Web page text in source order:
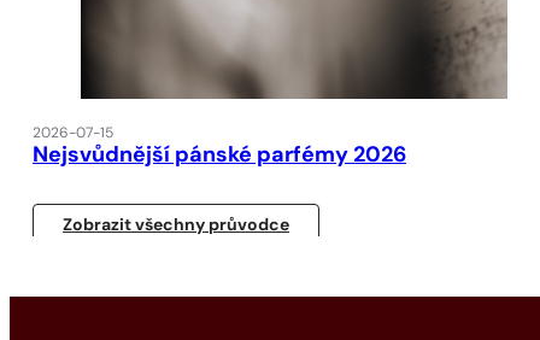
2026-07-15
Nejsvůdnější pánské parfémy 2026
Zobrazit všechny průvodce